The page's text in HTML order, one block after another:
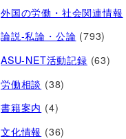
外国の労働・社会関連情報
論説-私論・公論 (793)
ASU-NET活動記録 (63)
労働相談 (38)
書籍案内 (4)
文化情報 (36)